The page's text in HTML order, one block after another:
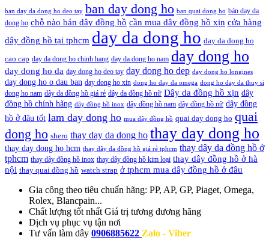
ban day da dong ho deo tay ban day dong ho ban quai dong ho bán day da
dong ho chỗ nào bán dây đồng hồ cần mua dây đồng hồ xịn cửa hàng
dây đồng hồ tại tphcm day da dong ho day da dong ho
cao cap day da dong ho chinh hang day da dong ho nam day dong ho
day dong ho da day dong ho deo tay day dong ho dep day dong ho longines
day dong ho o dau ban day dong ho xin dong ho day da omega dong ho day da thuy si
dong ho nam dây da đồng hồ giá rẻ dây da đồng hồ nữ Dây da đồng hồ xịn dây
đồng hồ chính hãng dây đồng hồ inox dây đồng hồ nam dây đồng hồ nữ dây đồng
hồ ở đâu tốt lam day dong ho mua dây đồng hồ quai day dong ho quai
dong ho shero thay day da dong ho thay day dong ho
thay day dong ho hcm thay dây da đồng hồ giá rẻ tphcm thay dây da đồng hồ ở
tphcm thay dây đồng hồ inox thay dây đồng hồ kim loại thay dây đồng hồ ở hà
nội thay quai đồng hồ watch strap ở tphcm mua dây đồng hồ ở đâu
Gia công theo tiêu chuẩn hãng: PP, AP, GP, Piaget, Omega,
Rolex, Blancpain...
Chất lượng tốt nhất Giá trị tương đương hãng
Dịch vụ phục vụ tận nơi
Tư vấn làm dây 0906885622 Zalo - Viber